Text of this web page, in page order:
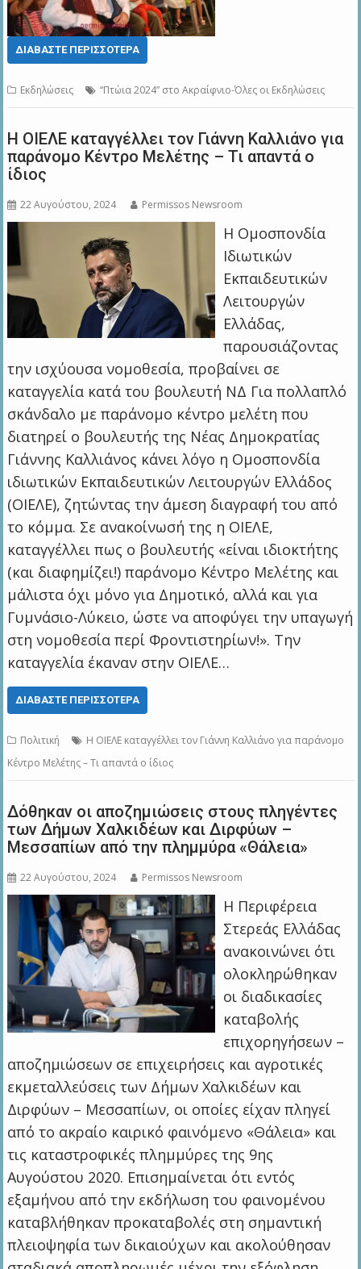
ΔΙΑΒΆΣΤΕ ΠΕΡΙΣΣΌΤΕΡΑ
Εκδηλώσεις “Πτώια 2024” στο Ακραίφνιο-Όλες οι Εκδηλώσεις
Η ΟΙΕΛΕ καταγγέλλει τον Γιάννη Καλλιάνο για
παράνομο Κέντρο Μελέτης – Τι απαντά ο
ίδιος
22 Αυγούστου, 2024 Permissos Newsroom
Η Ομοσπονδία
Ιδιωτικών
Εκπαιδευτικών
Λειτουργών
Ελλάδας,
παρουσιάζοντας
την ισχύουσα νομοθεσία, προβαίνει σε
καταγγελία κατά του βουλευτή ΝΔ Για πολλαπλό
σκάνδαλο με παράνομο κέντρο μελέτη που
διατηρεί ο βουλευτής της Νέας Δημοκρατίας
Γιάννης Καλλιάνος κάνει λόγο η Ομοσπονδία
ιδιωτικών Εκπαιδευτικών Λειτουργών Ελλάδος
(ΟΙΕΛΕ), ζητώντας την άμεση διαγραφή του από
το κόμμα. Σε ανακοίνωσή της η ΟΙΕΛΕ,
καταγγέλλει πως ο βουλευτής «είναι ιδιοκτήτης
(και διαφημίζει!) παράνομο Κέντρο Μελέτης και
μάλιστα όχι μόνο για Δημοτικό, αλλά και για
Γυμνάσιο-Λύκειο, ώστε να αποφύγει την υπαγωγή
στη νομοθεσία περί Φροντιστηρίων!». Την
καταγγελία έκαναν στην ΟΙΕΛΕ…
ΔΙΑΒΆΣΤΕ ΠΕΡΙΣΣΌΤΕΡΑ
Πολιτική
Η ΟΙΕΛΕ καταγγέλλει τον Γιάννη Καλλιάνο για παράνομο
Κέντρο Μελέτης – Τι απαντά ο ίδιος
Δόθηκαν οι αποζημιώσεις στους πληγέντες
των Δήμων Χαλκιδέων και Διρφύων –
Μεσσαπίων από την πλημμύρα «Θάλεια»
22 Αυγούστου, 2024 Permissos Newsroom
Η Περιφέρεια
Στερεάς Ελλάδας
ανακοινώνει ότι
ολοκληρώθηκαν
οι διαδικασίες
καταβολής
επιχορηγήσεων –
αποζημιώσεων σε επιχειρήσεις και αγροτικές
εκμεταλλεύσεις των Δήμων Χαλκιδέων και
Διρφύων – Μεσσαπίων, οι οποίες είχαν πληγεί
από το ακραίο καιρικό φαινόμενο «Θάλεια» και
τις καταστροφικές πλημμύρες της 9ης
Αυγούστου 2020. Επισημαίνεται ότι εντός
εξαμήνου από την εκδήλωση του φαινομένου
καταβλήθηκαν προκαταβολές στη σημαντική
πλειοψηφία των δικαιούχων και ακολούθησαν